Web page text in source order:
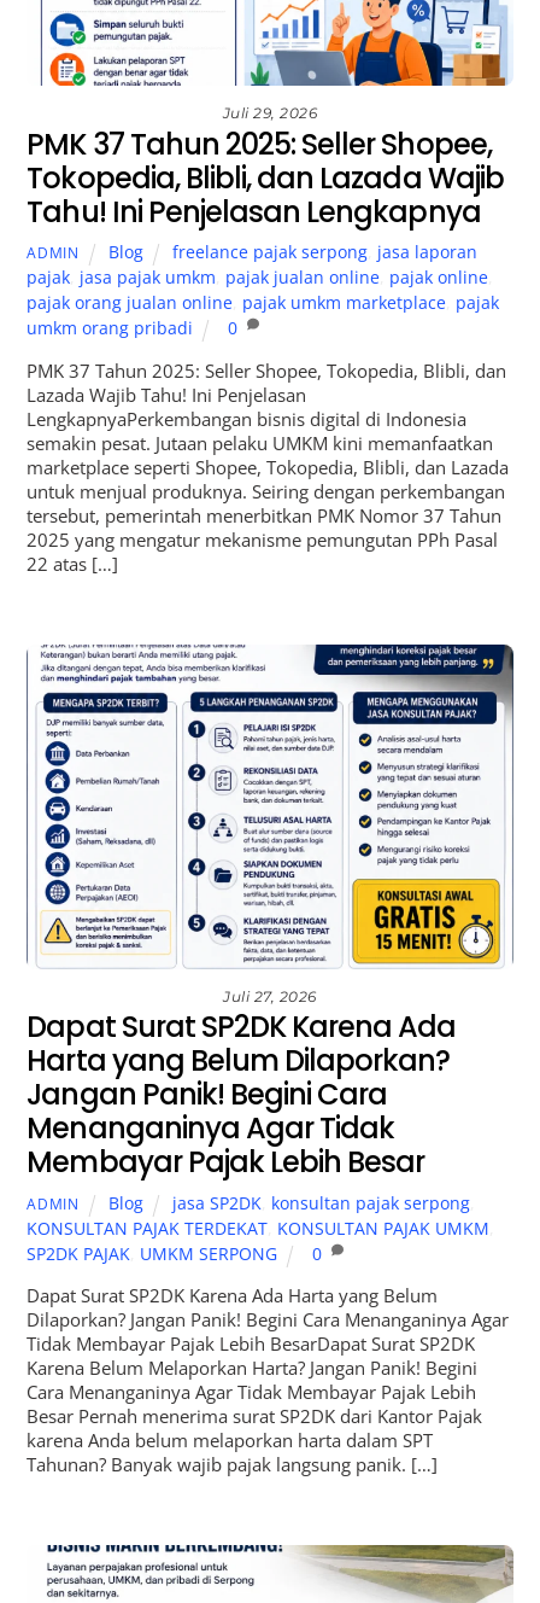
Juli 29, 2026
PMK 37 Tahun 2025: Seller Shopee,
Tokopedia, Blibli, dan Lazada Wajib
Tahu! Ini Penjelasan Lengkapnya
ADMIN Blog freelance pajak serpong, jasa laporan
pajak jasa pajak umkm pajak jualan online pajak online
pajak orang jualan online pajak umkm marketplace pajak
umkm orang pribadi
0
PMK 37 Tahun 2025: Seller Shopee, Tokopedia, Blibli, dan
Lazada Wajib Tahu! Ini Penjelasan
LengkapnyaPerkembangan bisnis digital di Indonesia
semakin pesat. Jutaan pelaku UMKM kini memanfaatkan
marketplace seperti Shopee, Tokopedia, Blibli, dan Lazada
untuk menjual produknya. Seiring dengan perkembangan
tersebut, pemerintah menerbitkan PMK Nomor 37 Tahun
2025 yang mengatur mekanisme pemungutan PPh Pasal
22 atas […]
Juli 27, 2026
Dapat Surat SP2DK Karena Ada
Harta yang Belum Dilaporkan?
Jangan Panik! Begini Cara
Menanganinya Agar Tidak
Membayar Pajak Lebih Besar
ADMIN Blog jasa SP2DK, konsultan pajak serpong,
KONSULTAN PAJAK TERDEKAT KONSULTAN PAJAK UMKM
SP2DK PAJAK UMKM SERPONG 0
Dapat Surat SP2DK Karena Ada Harta yang Belum
Dilaporkan? Jangan Panik! Begini Cara Menanganinya Agar
Tidak Membayar Pajak Lebih BesarDapat Surat SP2DK
Karena Belum Melaporkan Harta? Jangan Panik! Begini
Cara Menanganinya Agar Tidak Membayar Pajak Lebih
Besar Pernah menerima surat SP2DK dari Kantor Pajak
karena Anda belum melaporkan harta dalam SPT
Tahunan? Banyak wajib pajak langsung panik. […]